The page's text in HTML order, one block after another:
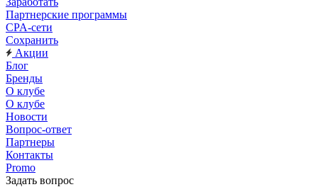
Партнерские программы
CPA-сети
Сохранить
Акции
Блог
Бренды
О клубе
О клубе
Новости
Вопрос-ответ
Партнеры
Контакты
Promo
Задать вопрос